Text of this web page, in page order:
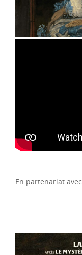
En partenariat avec